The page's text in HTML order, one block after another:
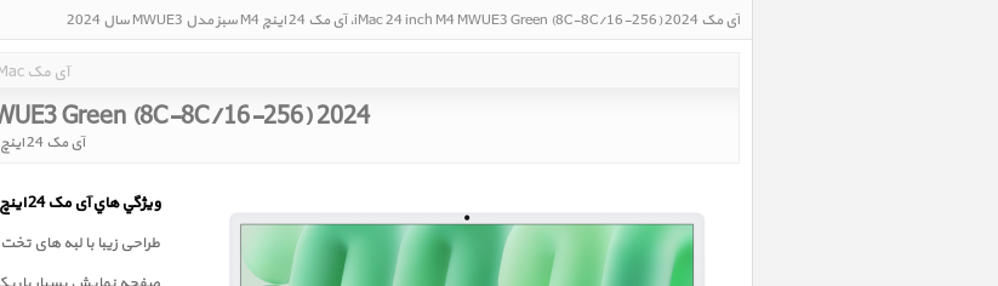
آی مک iMac 24 inch M4 MWUE3 Green (8C-8C/16-256) 2024، آی مک 24 اینچ M4 سبز مدل MWUE3 سال 2024
Rated
iMac آی مک
Green (8C-8C/16-256) 2024
آی مک 24 اینچ M4 سبز مدل MWUE3 سال 2024
ويژگي هاي آی مک 24 اينچ M4
طراحی زیبا با لبه های